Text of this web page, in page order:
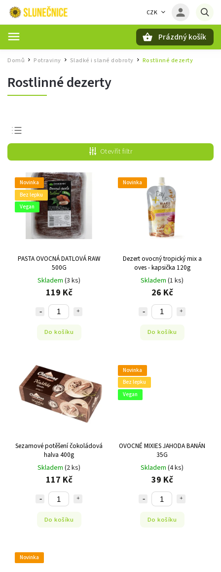
CZK
Prázdný košík
Domů / Potraviny Sladké i slané dobroty Rostlinné dezerty
Rostlinné dezerty
Nejprodávanější
Nejlevnější
Nejdražší
Abecedně
Otevřít filtr
Novinka
Bez lepku
Vegan
PASTA OVOCNÁ DATLOVÁ RAW
500G
Skladem (3 ks)
119 Kč
Do košíku
Novinka
Dezert ovocný tropický mix a
oves - kapsička 120g
Skladem (1 ks)
26 Kč
Do košíku
Sezamové potěšení čokoládová
halva 400g
Skladem (2 ks)
117 Kč
Do košíku
Novinka
Bez lepku
Vegan
OVOCNÉ MIXIES JAHODA BANÁN
35G
Skladem (4 ks)
39 Kč
Do košíku
Novinka